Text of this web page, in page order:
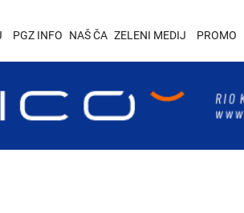
PGZ INFO NAŠ ČA ZELENI MEDIJ PROMO